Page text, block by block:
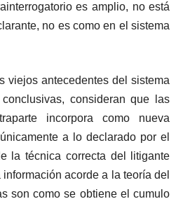
es amplio, no está
no es como en el sistema
viejos antecedentes del sistema
consideran que las
incorpora como nueva
a lo declarado por el
la técnica correcta del litigante
acorde a la teoría del
son como se obtiene el cumulo